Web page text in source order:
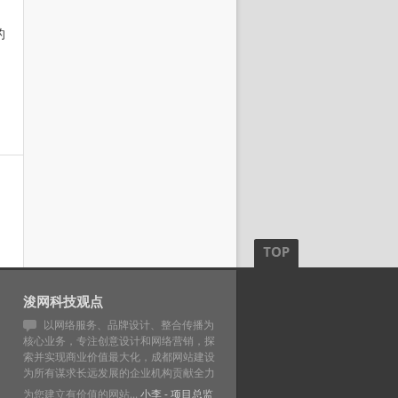
浚网科技观点
以网络服务、品牌设计、整合传播为
核心业务，专注创意设计和网络营销，探
索并实现商业价值最大化，成都网站建设
为所有谋求长远发展的企业机构贡献全力
为您建立有价值的网站... 小李- 项目总监